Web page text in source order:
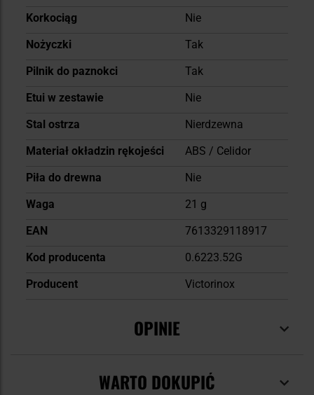
Korkociąg
Nie
Nożyczki
Tak
Pilnik do paznokci
Tak
Etui w zestawie
Nie
Stal ostrza
Nierdzewna
Materiał okładzin rękojeści
ABS / Celidor
Piła do drewna
Nie
Waga
21 g
EAN
7613329118917
Kod producenta
0.6223.52G
Producent
Victorinox
OPINIE
WARTO DOKUPIĆ